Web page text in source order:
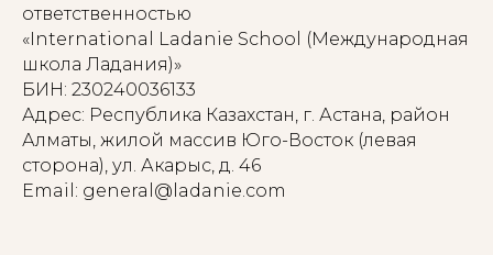
ответственностью
«International Ladanie School (Международная
школа Ладания)»
БИН: 230240036133
Адрес: Республика Казахстан, г. Астана, район
Алматы, жилой массив Юго-Восток (левая
сторона), ул. Акарыс, д. 46
Email: general@ladanie.com